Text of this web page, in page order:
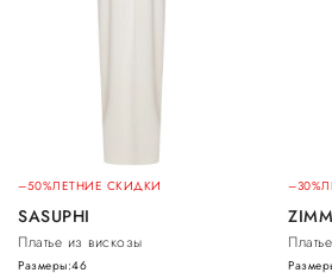
–50%ЛЕТНИЕ СКИДКИ
SASUPHI
Платье из вискозы
Размеры:46
–30%